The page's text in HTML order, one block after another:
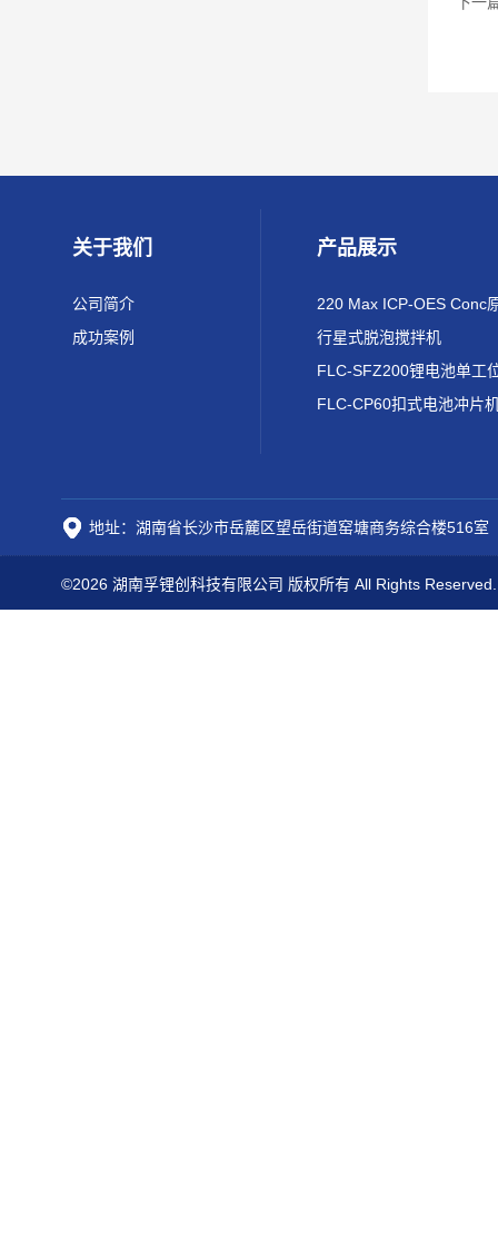
关于我们
公司简介
成功案例
产品展示
行星式脱泡搅拌机
FLC-CP60扣式电池冲片
地址：湖南省长沙市岳麓区望岳街道窑塘商务综合楼516室
©2026 湖南孚锂创科技有限公司 版权所有 All Rights